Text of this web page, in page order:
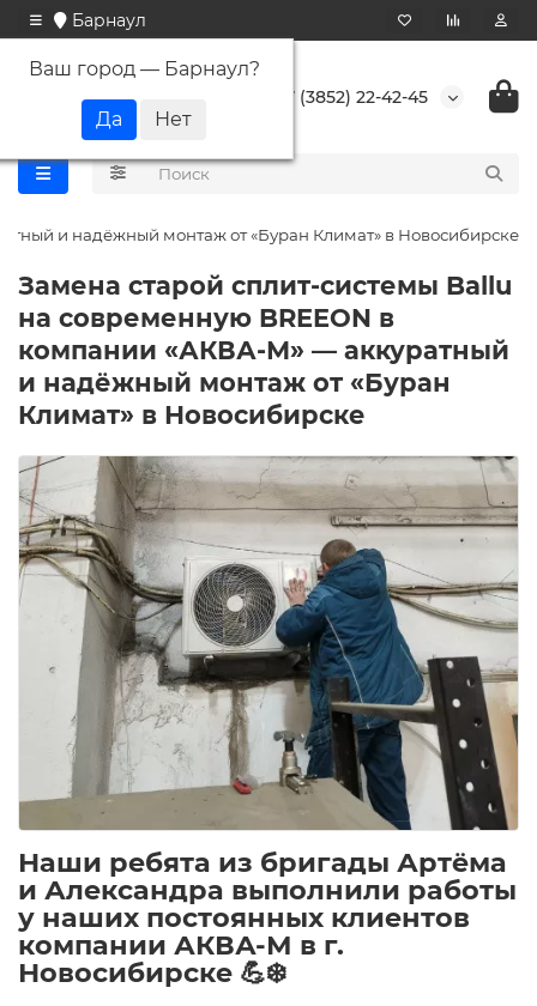
Барнаул
Ваш город — Барнаул?
+7 (3852) 22-42-45
и надёжный монтаж от «Буран Климат» в Новосибирске
Замена старой сплит-системы Ballu
на современную BREEON в
компании «АКВА-М» — аккуратный
и надёжный монтаж от «Буран
Климат» в Новосибирске
Наши ребята из бригады Артёма
и Александра выполнили работы
у наших постоянных клиентов
компании АКВА-М в г.
Новосибирске 💪❄️